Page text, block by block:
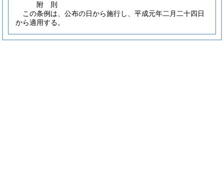
附 則
この条例は、公布の日から施行し、平成元年二月二十四日
から適用する。